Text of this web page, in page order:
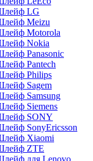
LG
Meizu
Motorola
Nokia
Panasonic
Pantech
Philips
Sagem
Samsung
Siemens
SONY
SonyEricsson
Xiaomi
ZTE
для Lenovo